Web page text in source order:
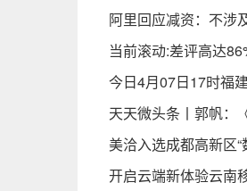
阿里回应减资：不涉
当前滚动:差评高达
今日4月07日17时福
天天微头条丨郭帆：
美洽入选成都高新区
开启云端新体验云南